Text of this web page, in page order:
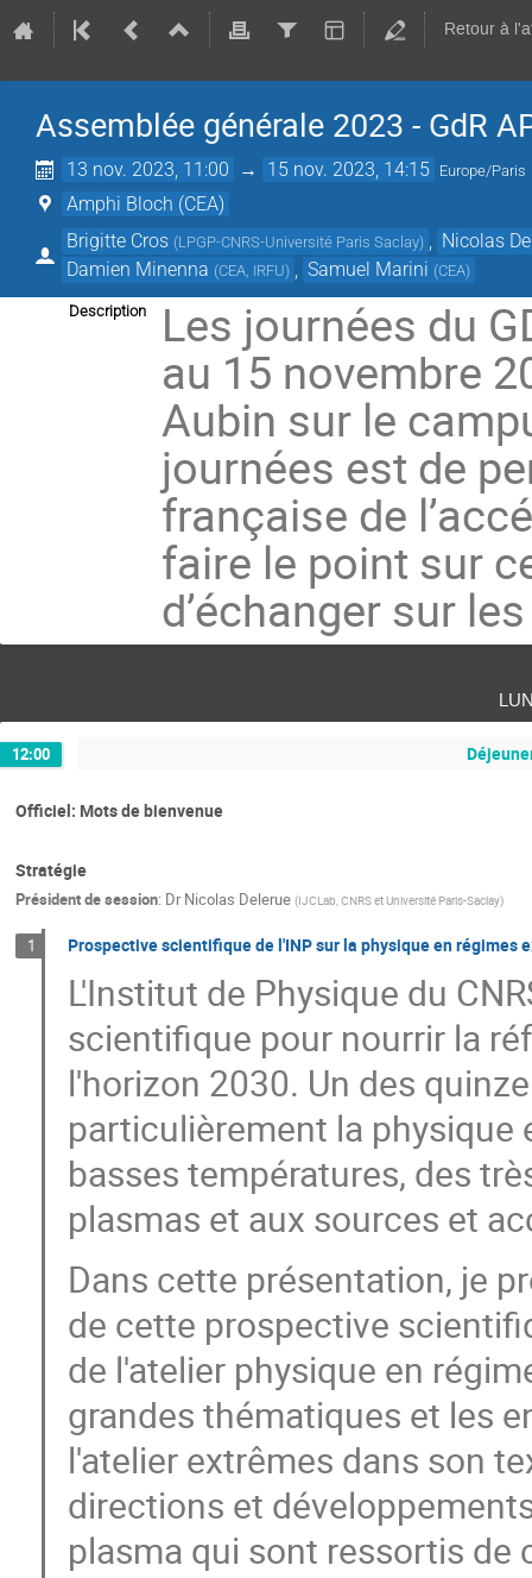
Retour à
Assemblée générale 2023 - GdR
13 nov. 2023, 11:00 → 15 nov. 2023, 14:15 Europe/Paris
Amphi Bloch (CEA)
Brigitte Cros (LPGP-CNRS-Université Paris Saclay)
Nicolas
Damien Minenna (CEA, IRFU) Samuel Marini (CEA)
Description Les journées du
au 15 novembre
Aubin sur le
journées est de
française de
faire le point sur
d’échanger sur
12:00
Officiel: Mots de bienvenue
Stratégie
Président de session: Dr Nicolas Delerue (IJCLab, CNRS et Université Paris-Saclay)
1 Prospective scientifique de l'INP sur la physique en régimes
L'Institut de Physique du
scientifique pour nourrir la
l'horizon 2030. Un des
particulièrement la physique
basses températures, des
plasmas et aux sources et
Dans cette présentation, je
de cette prospective
de l'atelier physique en
grandes thématiques et les
l'atelier extrêmes dans son
directions et
plasma qui sont ressortis de